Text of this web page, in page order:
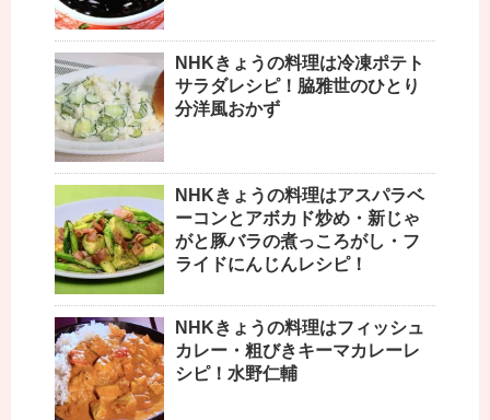
NHKきょうの料理は冷凍ポテト
サラダレシピ！脇雅世のひとり
分洋風おかず
NHKきょうの料理はアスパラベ
ーコンとアボカド炒め・新じゃ
がと豚バラの煮っころがし・フ
ライドにんじんレシピ！
NHKきょうの料理はフィッシュ
カレー・粗びきキーマカレーレ
シピ！水野仁輔